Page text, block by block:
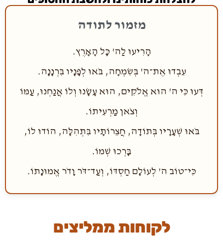
מזמור לתודה
הָרִיעוּ לַה' כָּל הָאָרֶץ.
עִבְדוּ אֶת־ה' בְּשִׂמְחָה, בֹּאוּ לְפָנָיו בִּרְנָנָה.
דְּעוּ כִּי ה' הוּא אֱלֹקִים, הוּא עָשָׂנוּ וְלוֹ אֲנַחְנוּ, עַמּוֹ
וְצֹאן מַרְעִיתוֹ.
בֹּאוּ שְׁעָרָיו בְּתוֹדָה, חֲצֵרוֹתָיו בִּתְהִלָּה, הוֹדוּ לוֹ,
בָּרְכוּ שְׁמוֹ.
כִּי־טוֹב ה' לְעוֹלָם חַסְדּוֹ, וְעַד־דֹּר וָדֹר אֱמוּנָתוֹ.
לקוחות ממליצים